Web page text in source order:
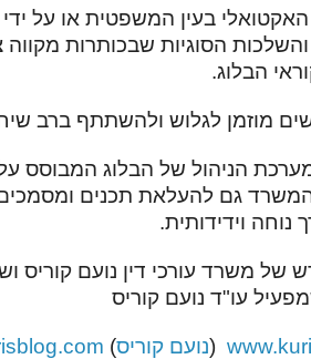
האקטואלי בעין המשפטית או על
הסוגיות שבכותרות
הבלוג.
מוזמן לגלוש ולהשתתף ברב
הניהול של הבלוג המבוסס
גם להעלאת תכנים ומסמכים
וידידותית.
של משרד עורכי דין נועם קוריס
עו"ד נועם קוריס
(נועם קוריס)